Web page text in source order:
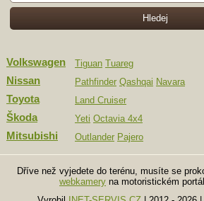
Volkswagen Tiguan Tuareg
Nissan Pathfinder Qashqai Navara
Toyota Land Cruiser
Škoda Yeti Octavia 4x4
Mitsubishi Outlander Pajero
Dříve než vyjedete do terénu, musíte se
webkamery na motoristickém